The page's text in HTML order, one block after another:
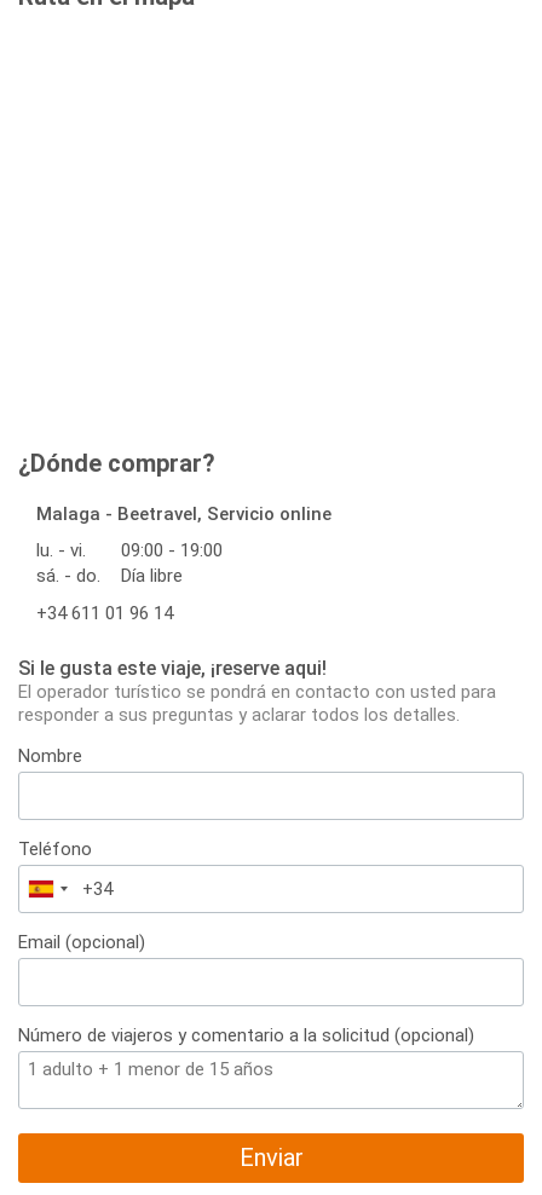
¿Dónde comprar?
Malaga - Beetravel, Servicio online
lu. - vi.
09:00 - 19:00
sá. - do.
Día libre
+34 611 01 96 14
Si le gusta este viaje, ¡reserve aqui!
El operador turístico se pondrá en contacto con usted para
responder a sus preguntas y aclarar todos los detalles.
Nombre
Teléfono
España
+34
Email (opcional)
Número de viajeros y comentario a la solicitud (opcional)
Enviar